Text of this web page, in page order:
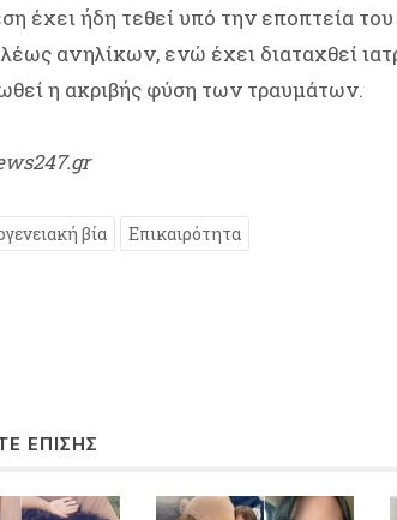
έχει ήδη τεθεί υπό την εποπτεία
ανηλίκων, ενώ έχει διαταχθεί
η ακριβής φύση των τραυμάτων.
βία Επικαιρότητα
ΕΠΙΣΗΣ